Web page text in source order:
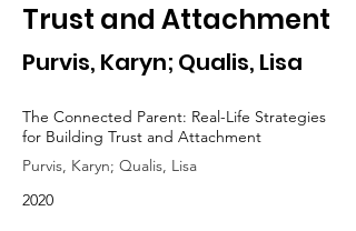
Trust and Attachment
Purvis, Karyn; Qualis, Lisa
The Connected Parent: Real-Life Strategies
for Building Trust and Attachment
Purvis, Karyn; Qualis, Lisa
2020